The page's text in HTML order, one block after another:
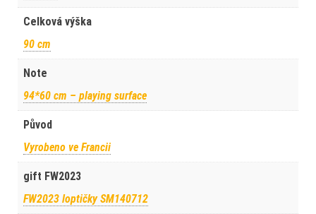
Celková výška
90 cm
Note
94*60 cm – playing surface
Původ
Vyrobeno ve Francii
gift FW2023
FW2023 loptičky SM140712